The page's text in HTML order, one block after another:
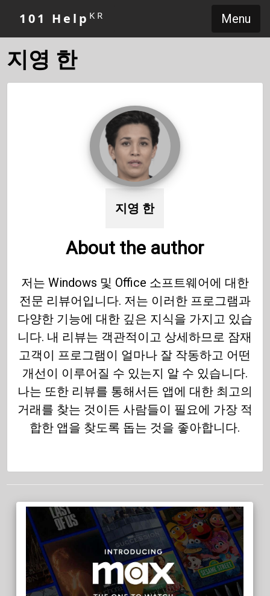
Menu
101 Help KR
지영 한
지영 한
About the author
저는 Windows 및 Office 소프트웨어에 대한
전문 리뷰어입니다. 저는 이러한 프로그램과
다양한 기능에 대한 깊은 지식을 가지고 있습
니다. 내 리뷰는 객관적이고 상세하므로 잠재
고객이 프로그램이 얼마나 잘 작동하고 어떤
개선이 이루어질 수 있는지 알 수 있습니다.
나는 또한 리뷰를 통해서든 앱에 대한 최고의
거래를 찾는 것이든 사람들이 필요에 가장 적
합한 앱을 찾도록 돕는 것을 좋아합니다.